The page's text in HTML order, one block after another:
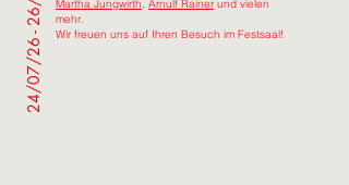
Martha Jungwirth, Arnulf Rainer und vielen
mehr.
Wir freuen uns auf Ihren Besuch im Festsaal!